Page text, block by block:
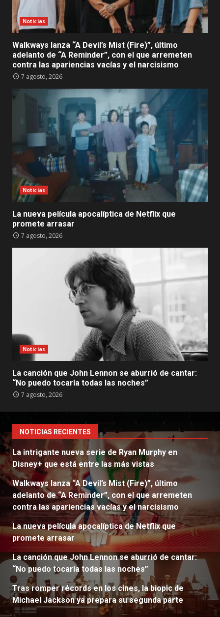
Noticias
Walkways lanza “A Devil’s Mist (Fire)”, último
adelanto de “A Reminder”, con el que arremeten
contra las apariencias vacías y el narcisismo
7 agosto, 2026
Noticias
La nueva película apocalíptica de Netflix que
promete arrasar
7 agosto, 2026
Noticias
La canción que John Lennon se aburrió de cantar:
“No puedo tocarla todas las noches”
7 agosto, 2026
NOTICIAS RECIENTES
La intrigante nueva serie de Ryan Murphy en
Disney+ que está entre las más vistas
Walkways lanza “A Devil’s Mist (Fire)”, último
adelanto de “A Reminder”, con el que arremeten
contra las apariencias vacías y el narcisismo
La nueva película apocalíptica de Netflix que
promete arrasar
La canción que John Lennon se aburrió de cantar:
“No puedo tocarla todas las noches”
Tras romper récords en los cines, la biopic de
Michael Jackson ya prepara su segunda parte